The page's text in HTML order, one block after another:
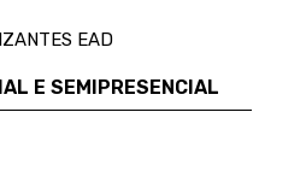
EAD
E SEMIPRESENCIAL